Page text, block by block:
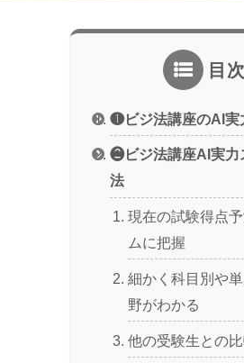
目次
❶ビジ法講座のAI実
❷ビジ法講座AI実力
法
現在の試験得点
ムに把握
細かく科目別や
野がわかる
他の受験生との